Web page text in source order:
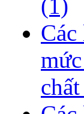
(1)
chất